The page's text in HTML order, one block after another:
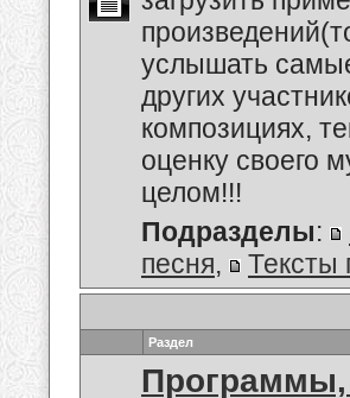
услышать
других
композициях,
оценку своего
целом!!!
Подразделы:
песня, Тексты
Раздел